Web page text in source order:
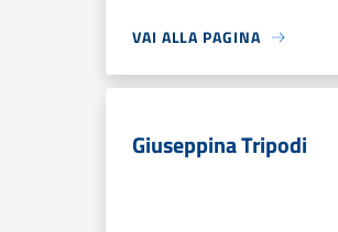
VAI ALLA PAGINA
Giuseppina Tripodi